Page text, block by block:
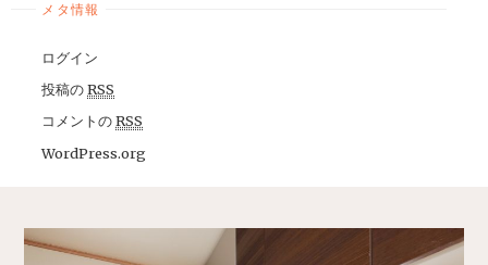
メタ情報
ログイン
投稿のRSS
コメントのRSS
WordPress.org